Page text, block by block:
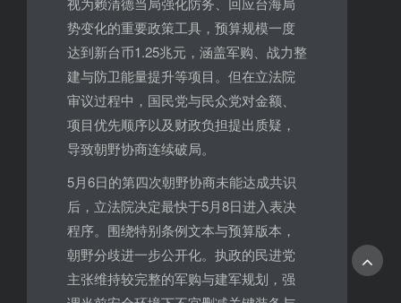
势变化的重要政策工具，预算规模一度
达到新台币1.25兆元，涵盖军购、战力整
建与防卫能量提升等项目。但在立法院
审议过程中，国民党与民众党对金额、
项目优先顺序以及财政负担提出质疑，
导致朝野协商连续破局。
5月6日的第四次朝野协商未能达成共识
后，立法院决定最快于5月8日进入表决
程序。围绕特别条例文本与预算版本，
朝野分歧进一步公开化。执政的民进党
主张维持较完整的军购与建军规划，强